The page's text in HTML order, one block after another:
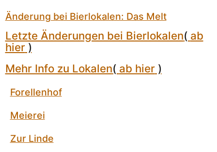
Änderung bei Bierlokalen: Das Melt
Letzte Änderungen bei Bierlokalen( ab
hier)
Mehr Info zu Lokalen( ab hier)
Forellenhof
Meierei
Zur Linde